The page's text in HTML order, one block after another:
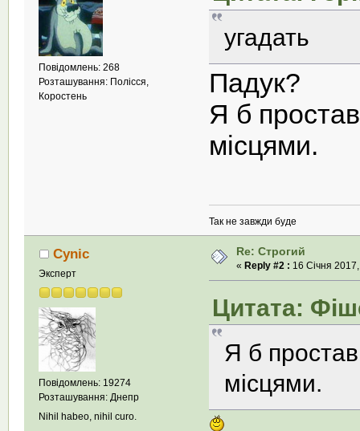
Повідомлень: 268
Розташування: Полісся,
Коростень
угадать
Падук?
Я б
місцями.
Так не завжди буде
Cynic
Эксперт
Повідомлень: 19274
Розташування: Днепр
Nihil habeo, nihil curo.
Re: Строгий
« Reply #2 : 16 Січня
Цитата:
Я б
місцями.